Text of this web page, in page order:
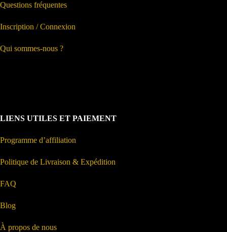
Questions fréquentes
Inscription / Connexion
Qui sommes-nous ?
LIENS UTILES ET PAIEMENT
Programme d’affiliation
Politique de Livraison & Expédition
FAQ
Blog
À propos de nous